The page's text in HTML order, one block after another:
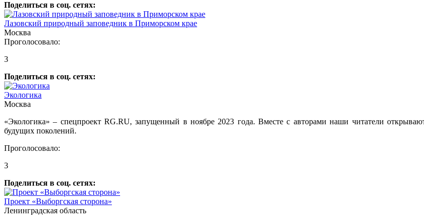
Поделиться в соц. сетях:
Лазовский природный заповедник в Приморском крае
Москва
Проголосовало:
3
Поделиться в соц. сетях:
Экологика
Москва
«Экологика» – спецпроект RG.RU, запущенный в ноябре 2023 года. Вместе с авторами наши читатели
будущих поколений.
Проголосовало:
3
Поделиться в соц. сетях:
Проект «Выборгская сторона»
Ленинградская область